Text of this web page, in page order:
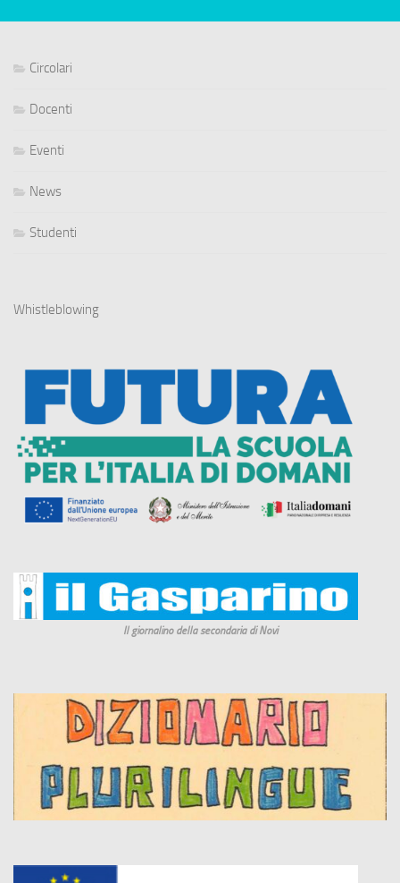
Circolari
Docenti
Eventi
News
Studenti
Whistleblowing
Il giornalino della secondaria di Novi